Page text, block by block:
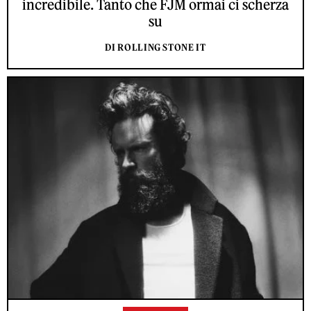
incredibile. Tanto che FJM ormai ci scherza
su
DI ROLLING STONE IT